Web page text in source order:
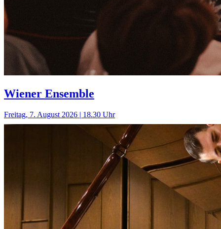
Wiener Ensemble
Freitag, 7. August 2026 | 18.30 Uhr